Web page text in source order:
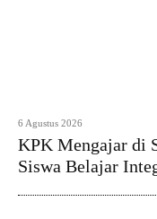
6 Agustus 2026
KPK Mengajar di
Siswa Belajar